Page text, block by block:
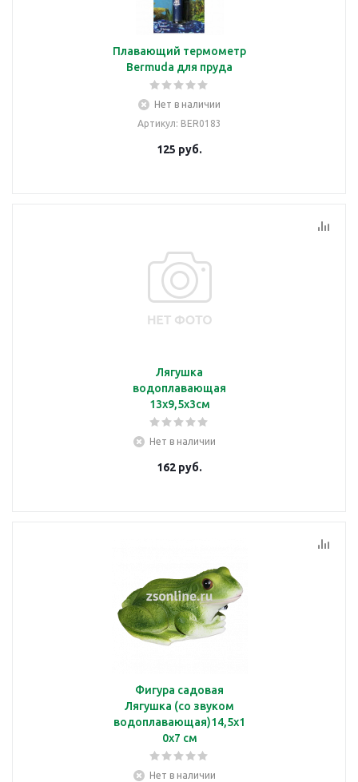
Плавающий термометр
Bermuda для пруда
Нет в наличии
Артикул: BER0183
125 руб.
Лягушка
водоплавающая
13х9,5х3см
Нет в наличии
162 руб.
Фигура садовая
Лягушка (со звуком
водоплавающая)14,5х1
0х7 см
Нет в наличии